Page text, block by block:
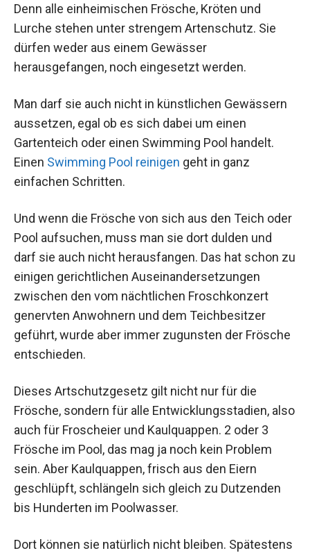
Denn alle einheimischen Frösche, Kröten und
Lurche stehen unter strengem Artenschutz. Sie
dürfen weder aus einem Gewässer
herausgefangen, noch eingesetzt werden.
Man darf sie auch nicht in künstlichen Gewässern
aussetzen, egal ob es sich dabei um einen
Gartenteich oder einen Swimming Pool handelt.
Einen Swimming Pool reinigen geht in ganz
einfachen Schritten.
Und wenn die Frösche von sich aus den Teich oder
Pool aufsuchen, muss man sie dort dulden und
darf sie auch nicht herausfangen. Das hat schon zu
einigen gerichtlichen Auseinandersetzungen
zwischen den vom nächtlichen Froschkonzert
genervten Anwohnern und dem Teichbesitzer
geführt, wurde aber immer zugunsten der Frösche
entschieden.
Dieses Artschutzgesetz gilt nicht nur für die
Frösche, sondern für alle Entwicklungsstadien, also
auch für Froscheier und Kaulquappen. 2 oder 3
Frösche im Pool, das mag ja noch kein Problem
sein. Aber Kaulquappen, frisch aus den Eiern
geschlüpft, schlängeln sich gleich zu Dutzenden
bis Hunderten im Poolwasser.
Dort können sie natürlich nicht bleiben. Spätestens